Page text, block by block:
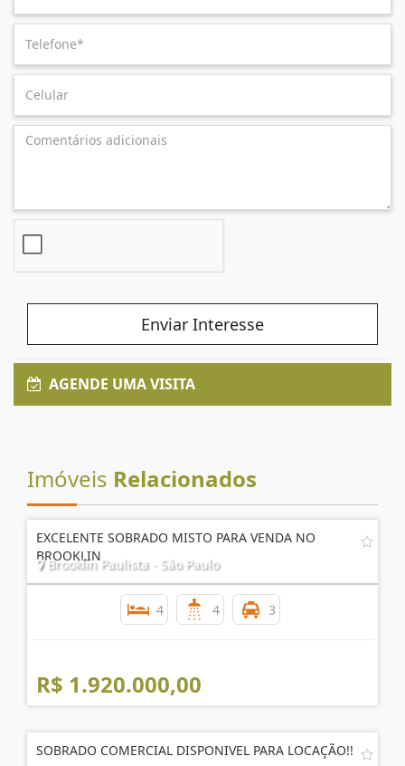
Enviar Interesse
AGENDE UMA VISITA
Imóveis Relacionados
EXCELENTE SOBRADO MISTO PARA VENDA NO
BROOKLIN
Brooklin Paulista - São Paulo
4 4 3
R$ 1.920.000,00
SOBRADO COMERCIAL DISPONIVEL PARA LOCAÇÃO!!